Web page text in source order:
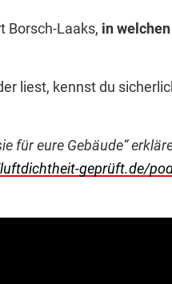
Borsch-Laaks, in
liest, kennst du
für eure Gebäude“
geprüft.de/